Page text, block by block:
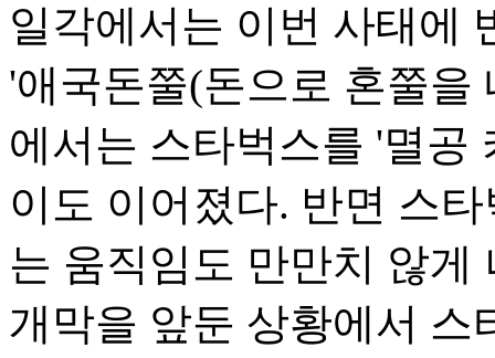
일각에서는 이번 사태에
'애국돈쭐(돈으로 혼쭐을
에서는 스타벅스를 '멸공
이도 이어졌다. 반면 스
는 움직임도 만만치 않게
개막을 앞둔 상황에서 스